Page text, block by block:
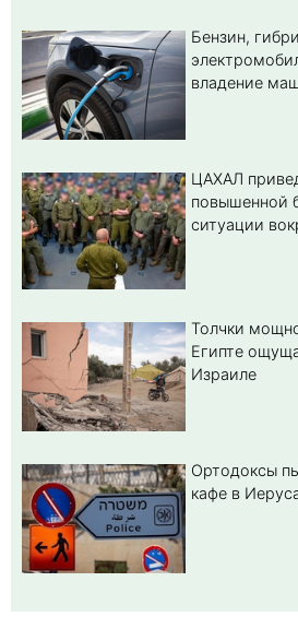
Бензин,
владение
ЦАХАЛ
повышенной
ситуации
Толчки
Египте
Израиле
Ортодоксы
кафе в